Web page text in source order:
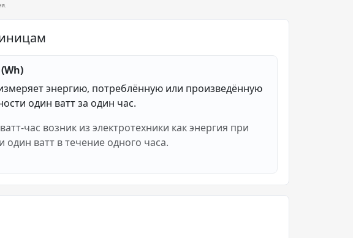
энергию, потреблённую или произведённую
один ватт за один час.
час возник из электротехники как энергия при
ватт в течение одного часа.